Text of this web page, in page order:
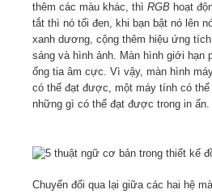
thêm các màu khác, thì RGB hoạt
tắt thì nó tối đen, khi bạn bật nó lên
xanh dương, cộng thêm hiệu ứng
sáng và hình ảnh. Màn hình giới hạn
ống tia âm cực. Vì vậy, màn hình
có thể đạt được, một máy tính có
những gì có thể đạt được trong in ấn.
Chuyển đổi qua lại giữa các hai hệ